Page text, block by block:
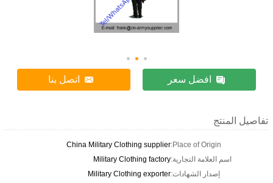
افضل سعر اتصل بنا
Place of Origin:
China Military Clothing supplier
اسم العلامة التجارية:Military Clothing factory
إصدار الشهادات:Military Clothing exporter